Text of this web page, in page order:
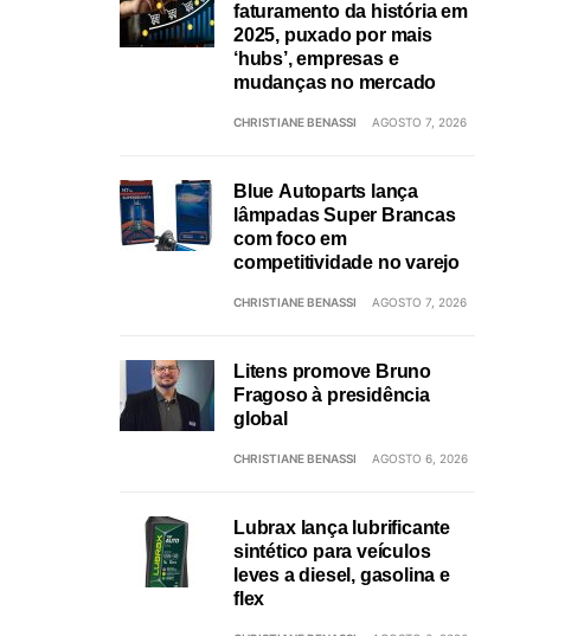
faturamento da história em
2025, puxado por mais
‘hubs’, empresas e
mudanças no mercado
CHRISTIANE BENASSI AGOSTO 7, 2026
Blue Autoparts lança
lâmpadas Super Brancas
com foco em
competitividade no varejo
CHRISTIANE BENASSI AGOSTO 7, 2026
Litens promove Bruno
Fragoso à presidência
global
CHRISTIANE BENASSI AGOSTO 6, 2026
Lubrax lança lubrificante
sintético para veículos
leves a diesel, gasolina e
flex